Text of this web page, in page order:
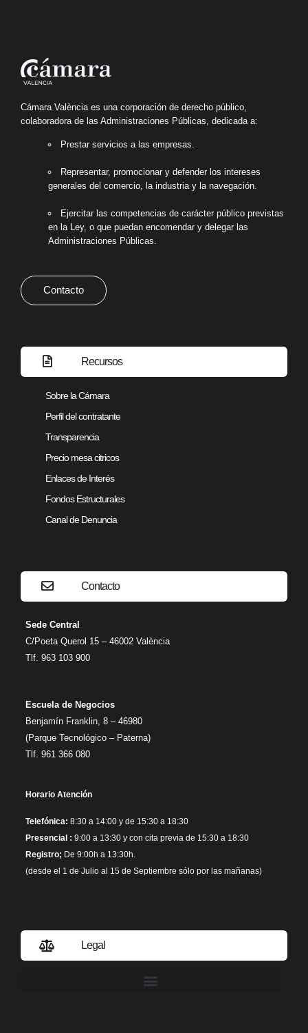
Cámara València es una corporación de derecho público,
colaboradora de las Administraciones Públicas, dedicada a:
Prestar servicios a las empresas.
Representar, promocionar y defender los intereses
generales del comercio, la industria y la navegación.
Ejercitar las competencias de carácter público previstas
en la Ley, o que puedan encomendar y delegar las
Administraciones Públicas.
Contacto
Recursos
Sobre la Cámara
Perfil del contratante
Transparencia
Precio mesa citricos
Enlaces de Interés
Fondos Estructurales
Canal de Denuncia
Contacto
Sede Central
C/Poeta Querol 15 – 46002 València
Tlf. 963 103 900
Escuela de Negocios
Benjamín Franklin, 8 – 46980
(Parque Tecnológico – Paterna)
Tlf. 961 366 080
Horario Atención
Telefónica: 8:30 a 14:00 y de 15:30 a 18:30
Presencial : 9:00 a 13:30 y con cita previa de 15:30 a 18:30
Registro; De 9:00h a 13:30h.
(desde el 1 de Julio al 15 de Septiembre sólo por las mañanas)
Legal